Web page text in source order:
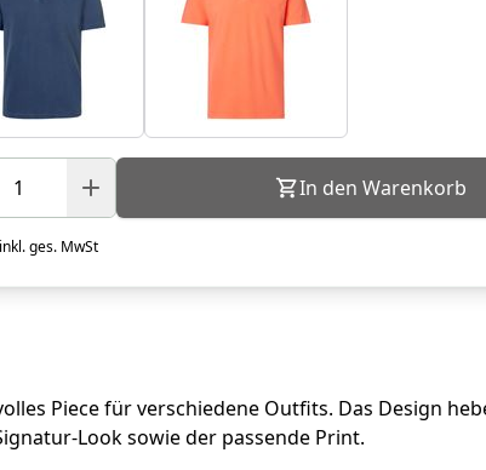
In den Warenkorb
inkl. ges. MwSt
Piece für verschiedene Outfits. Das Design
Look sowie der passende Print.